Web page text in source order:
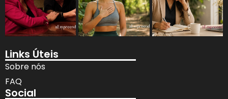
Links Úteis
Sobre nós
FAQ
Social